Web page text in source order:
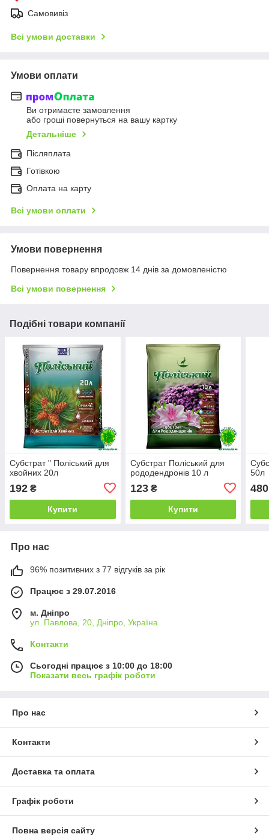
Самовивіз
Всі умови доставки
Умови оплати
Ви отримаєте замовлення
або гроші повернуться на вашу картку
Детальніше
Післяплата
Готівкою
Оплата на карту
Всі умови оплати
Умови повернення
Повернення товару впродовж 14 днів за домовленістю
Всі умови повернення
Подібні товари компанії
Субстрат " Поліський для
хвойних 20л
192 ₴
Купити
Субстрат Поліський для
рододендронів 10 л
123₴
Купити
50л
480
Про нас
96% позитивних з 77 відгуків за рік
Працює з 29.07.2016
м. Дніпро
ул. Павлова, 20, Дніпро, Україна
Контакти
Сьогодні працює з 10:00 до 18:00
Показати весь графік роботи
Про нас
Контакти
Доставка та оплата
Графік роботи
Повна версія сайту